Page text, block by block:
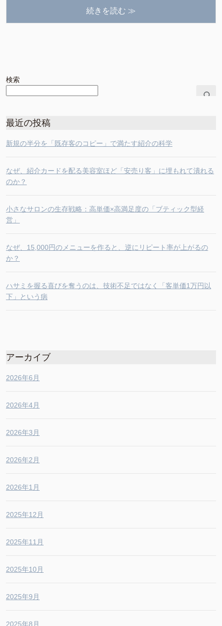
続きを読む ≫
検索
最近の投稿
新規の半分を「既存客のコピー」で満たす紹介の科学
なぜ、紹介カードを配る美容室ほど「安売り客」に埋もれて潰れる
のか？
小さなサロンの生存戦略：高単価×高満足度の「ブティック型経
営」
なぜ、15,000円のメニューを作ると、逆にリピート率が上がるの
か？
ハサミを握る喜びを奪うのは、技術不足ではなく「客単価1万円以
下」という病
アーカイブ
2026年6月
2026年4月
2026年3月
2026年2月
2026年1月
2025年12月
2025年11月
2025年10月
2025年9月
2025年8月